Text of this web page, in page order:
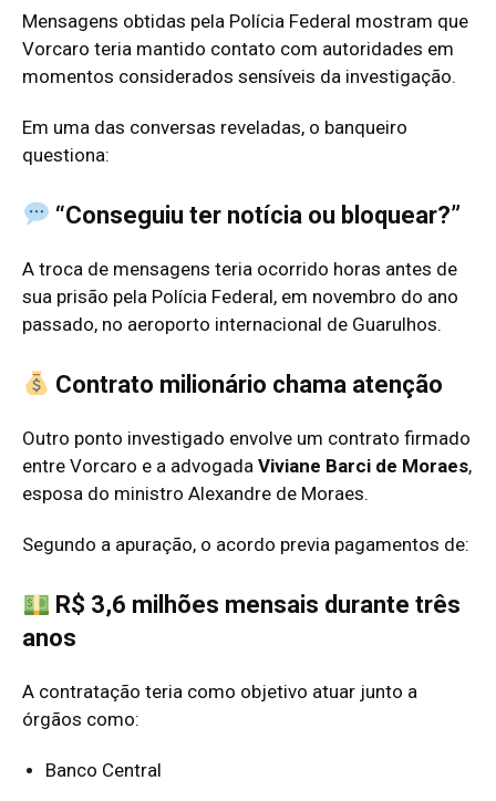
Mensagens obtidas pela Polícia Federal mostram que
Vorcaro teria mantido contato com autoridades em
momentos considerados sensíveis da investigação.
Em uma das conversas reveladas, o banqueiro
questiona:
“Conseguiu ter notícia ou bloquear?”
A troca de mensagens teria ocorrido horas antes de
sua prisão pela Polícia Federal, em novembro do ano
passado, no aeroporto internacional de Guarulhos.
Contrato milionário chama atenção
Outro ponto investigado envolve um contrato firmado
entre Vorcaro e a advogada Viviane Barci de Moraes,
esposa do ministro Alexandre de Moraes.
Segundo a apuração, o acordo previa pagamentos de:
R$ 3,6 milhões mensais durante três
anos
A contratação teria como objetivo atuar junto a
órgãos como:
Banco Central